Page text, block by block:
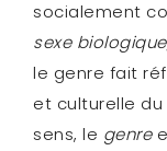
socialement
sexe
le genre fait
et culturelle du
sens, le genre